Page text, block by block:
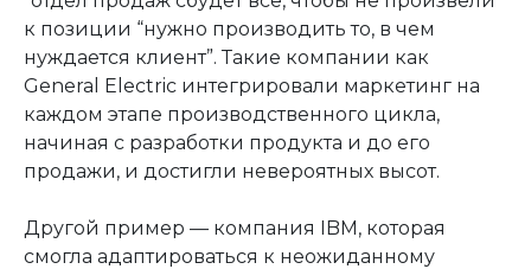
к позиции “нужно производить то, в чем
нуждается клиент”. Такие компании как
General Electric интегрировали маркетинг на
каждом этапе производственного цикла,
начиная с разработки продукта и до его
продажи, и достигли невероятных высот.
Другой пример — компания IBM, которая
смогла адаптироваться к неожиданному